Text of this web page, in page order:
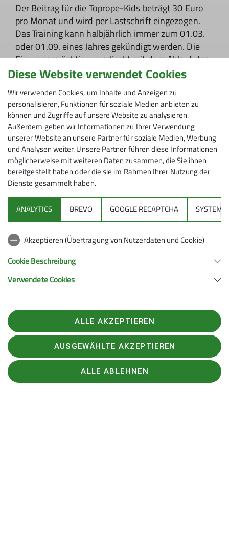
Der Beitrag für die Toprope-Kids beträgt 30 Euro
pro Monat und wird per Lastschrift eingezogen.
Das Training kann halbjährlich immer zum 01.03.
oder 01.09. eines Jahres gekündigt werden. Die
Einzugsermächtigung erlischt mit dem Ablauf des
gekündigten Kletterhalbjahres automatisch. Bitte
für die SEPA-Lastschriftaus und schickt dieses
unterschriebenper E-Mail an unsere
Schatzmeisterin.
Voraussetzung für das Training ist eine
Sektionsmitgliedschaft, ansonsten einfach
saubere Turnschuhe und Sportbekleidung und
ggfs. vorhandene Kletterausrüstung mitbringen.
Alles andere bringen wir dir bei!
Wir freuen uns auf dich!
Das Jugendtrainer-Team
Kontakt
Reinhard Scharfenberg, Johannes
Greger
Diese Website verwendet Cookies
Wir verwenden Cookies, um Inhalte und Anzeigen zu
personalisieren, Funktionen für soziale Medien anbieten zu
können und Zugriffe auf unsere Website zu analysieren.
Außerdem geben wir Informationen zu Ihrer Verwendung
unserer Website an unsere Partner für soziale Medien, Werbung
und Analysen weiter. Unsere Partner führen diese Informationen
möglicherweise mit weiteren Daten zusammen, die Sie ihnen
bereitgestellt haben oder die sie im Rahmen Ihrer Nutzung der
Dienste gesammelt haben.
ANALYTICS BREVO GOOGLE RECAPTCHA SYSTEM
Akzeptieren (Übertragung von Nutzerdaten und Cookie)
Cookie Beschreibung
Verwendete Cookies
ALLE AKZEPTIEREN
AUSGEWÄHLTE AKZEPTIEREN
ALLE ABLEHNEN